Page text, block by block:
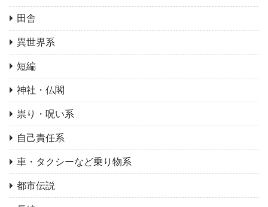
田舎
異世界系
短編
神社・仏閣
祟り・呪い系
自己責任系
車・タクシーなど乗り物系
都市伝説